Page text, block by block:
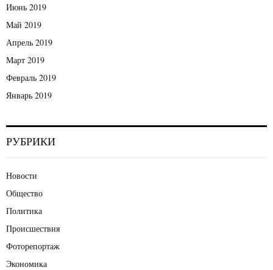
Июнь 2019
Май 2019
Апрель 2019
Март 2019
Февраль 2019
Январь 2019
РУБРИКИ
Новости
Общество
Политика
Происшествия
Фоторепортаж
Экономика